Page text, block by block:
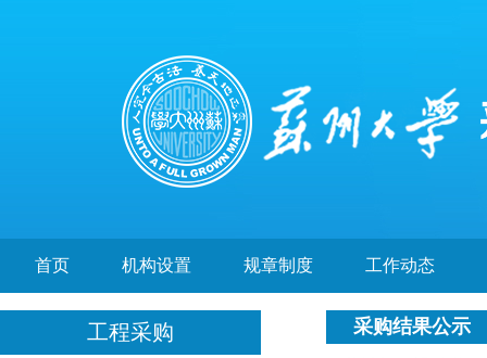
首页 机构设置 规章制度 工作动态
工程采购 采购结果公示